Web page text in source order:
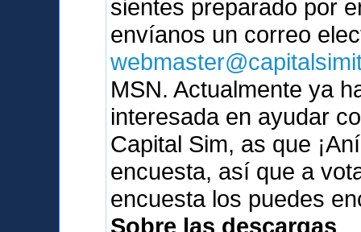
sientes preparado por
envíanos un correo
MSN. Actualmente ya
interesada en ayudar
Capital Sim, as que
encuesta, así que a
encuesta los puedes
Sobre las descargas